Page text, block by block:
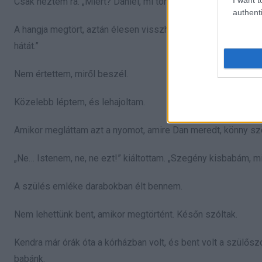
A hangja megtört, aztán élesen visszhangzott a kis
hátát.”
Nem értettem, miről beszél.
Közelebb léptem, és lehajoltam.
Amikor megláttam azt a nyomot, amire Dan meredt, könny
„Ne… Istenem, ne, ne ezt!” kiáltottam. „Szegény kisbabám,
A szülés emléke darabokban élt bennem.
Nem lehettünk bent, amikor megtörtént. Későn szóltak.
Kendra már órák óta a kórházban volt, és bent volt a
babánk.